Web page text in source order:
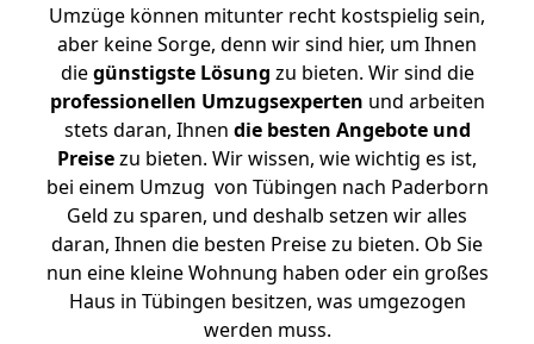
Umzüge können mitunter recht kostspielig sein,
aber keine Sorge, denn wir sind hier, um Ihnen
diegünstigste Lösung zu bieten. Wir sind die
professionellen Umzugsexperten und arbeiten
stets daran, Ihnen die besten Angebote und
Preisezu bieten. Wir wissen, wie wichtig es ist,
bei einem Umzug von Tübingen nach Paderborn
Geld zu sparen, und deshalb setzen wir alles
daran, Ihnen die besten Preise zu bieten. Ob Sie
nun eine kleine Wohnung haben oder ein großes
Haus in Tübingen besitzen, was umgezogen
werden muss.